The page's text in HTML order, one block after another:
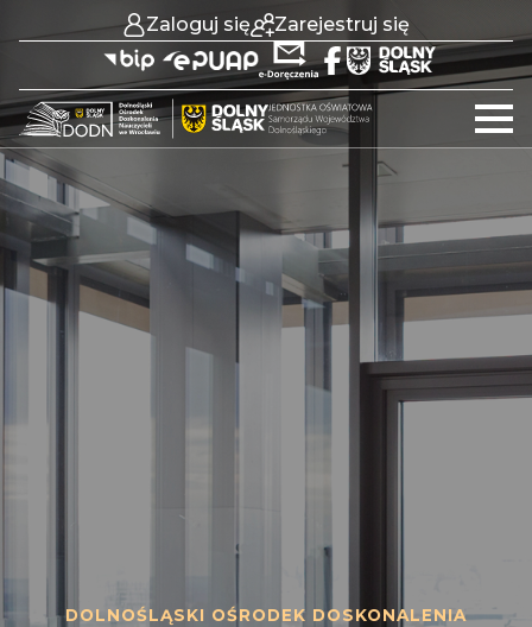
Zaloguj się Zarejestruj się
DOLNOŚLĄSKI OŚRODEK DOSKONALENIA